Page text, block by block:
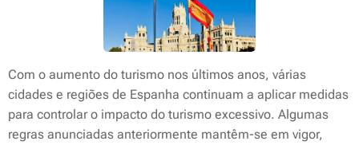
Com o aumento do turismo nos últimos anos, várias
cidades e regiões de Espanha continuam a aplicar medidas
para controlar o impacto do turismo excessivo. Algumas
regras anunciadas anteriormente mantêm-se em vigor,